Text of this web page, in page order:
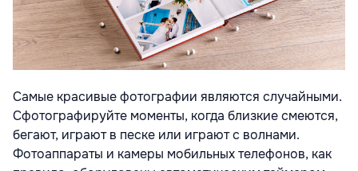
Самые красивые фотографии являются случайными.
Сфотографируйте моменты, когда близкие смеются,
бегают, играют в песке или играют с волнами.
Фотоаппараты и камеры мобильных телефонов, как